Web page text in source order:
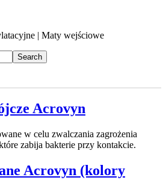
| Maty wejściowe
Acrovyn
w celu zwalczania zagrożenia
zabija bakterie przy kontakcie.
Acrovyn (kolory